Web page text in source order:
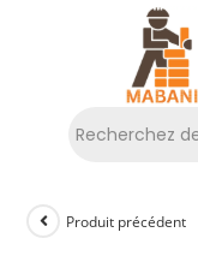
Produit précédent